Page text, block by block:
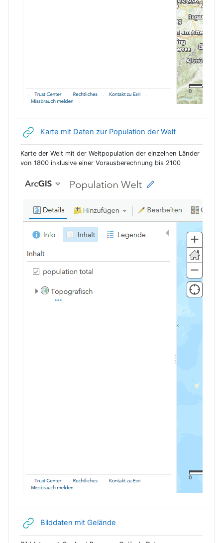
Karte mit Daten zur Population der WeltLink/URL
Karte der Welt mit der Weltpopulation der einzelnen Länder
von 1800 inklusive einer Vorausberechnung bis 2100
Bilddaten mit Gelände